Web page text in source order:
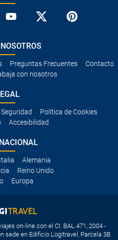
Preguntas Frecuentes
Contacto
con nosotros
Seguridad
Política de Cookies
Accesibilidad
Italia
Alemania
Reino Unido
Europa
on-line con el CI. BAL 471, 2004 -
sede en Edificio Logitravel, Parcela 3B